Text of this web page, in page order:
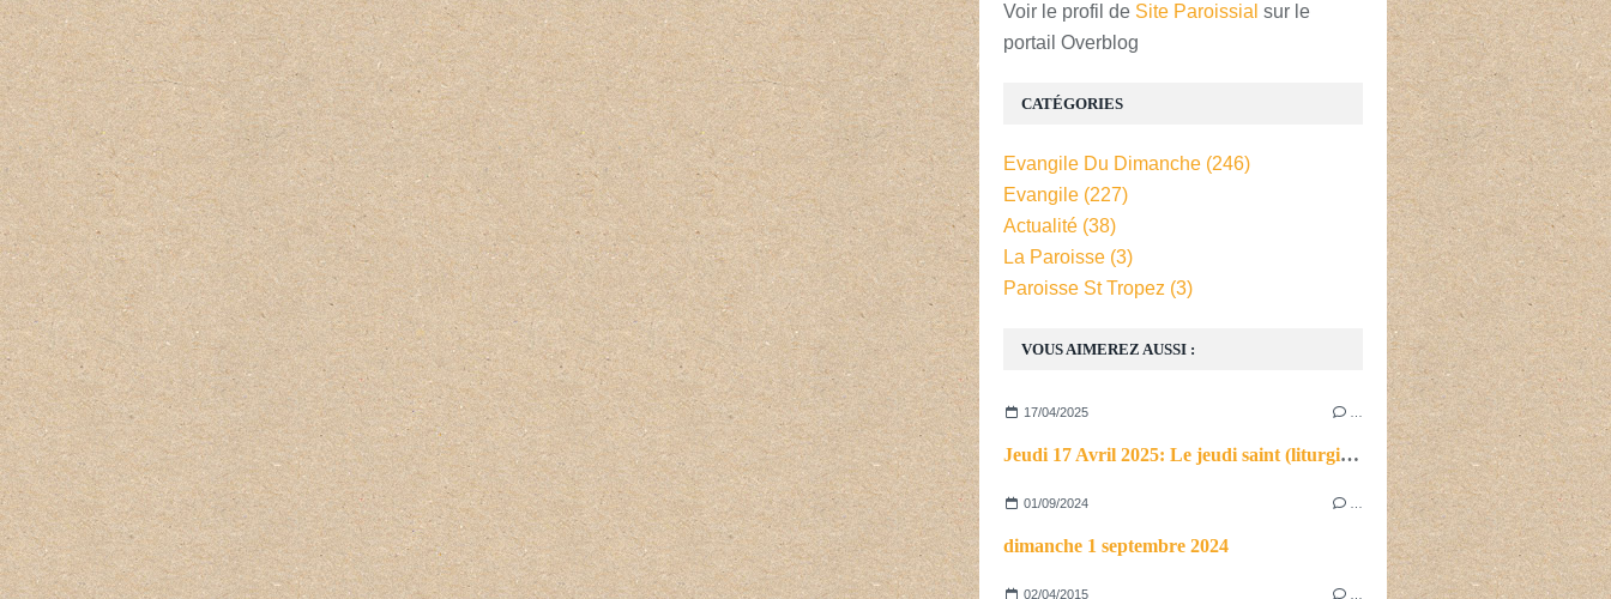
Voir le profil de Site Paroissial sur le
portail Overblog
VOUS AIMEREZ AUSSI :
17/04/2025
Jeudi 17 Avril 2025: Le jeudi saint (liturgie du soir)
01/09/2024
dimanche 1 septembre 2024
02/04/2015
CATÉGORIES
Evangile Du Dimanche (246)
Evangile (227)
Actualité (38)
La Paroisse (3)
Paroisse St Tropez (3)